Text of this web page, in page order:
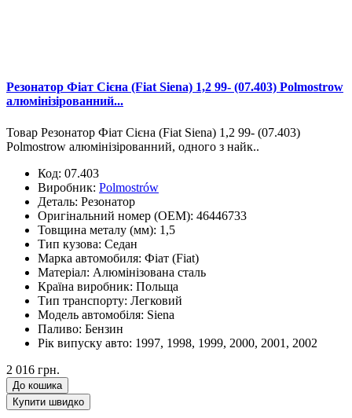
Резонатор Фіат Сієна (Fiat Siena) 1,2 99- (07.403) Polmostrow
алюмінізірованний...
Товар Резонатор Фіат Сієна (Fiat Siena) 1,2 99- (07.403)
Polmostrow алюмінізірованний, одного з найк..
Код: 07.403
Виробник: Polmostrów
Деталь: Резонатор
Оригінальний номер (OEM): 46446733
Товщина металу (мм): 1,5
Тип кузова: Седан
Марка автомобиля: Фіат (Fiat)
Матеріал: Алюмінізована сталь
Країна виробник: Польща
Тип транспорту: Легковий
Модель автомобіля: Siena
Паливо: Бензин
Рік випуску авто: 1997, 1998, 1999, 2000, 2001, 2002
2 016 грн.
До кошика
Купити швидко